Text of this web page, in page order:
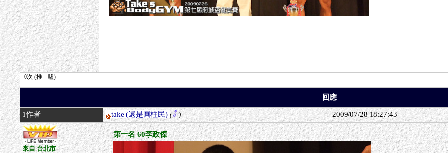
回應
1作者 take (還是圓柱民) ( ) 2009/07/28 18:27:43
來自 台北市
第一名 60李政傑